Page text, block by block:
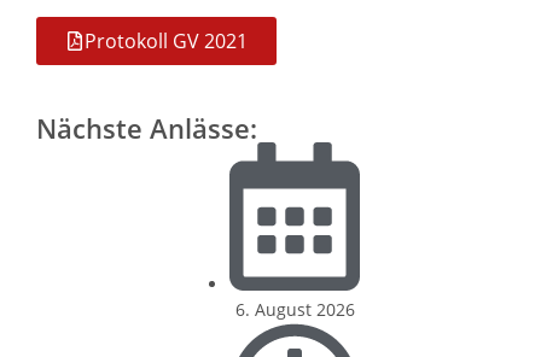
Protokoll GV 2021
Nächste Anlässe:
6. August 2026